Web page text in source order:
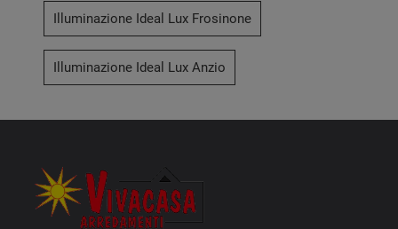
Illuminazione Ideal Lux Frosinone
Illuminazione Ideal Lux Anzio